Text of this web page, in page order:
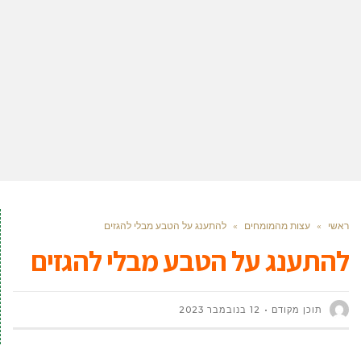
ראשי » עצות מהמומחים » להתענג על הטבע מבלי להגזים
להתענג על הטבע מבלי להגזים
תוכן מקודם 12 בנובמבר 2023